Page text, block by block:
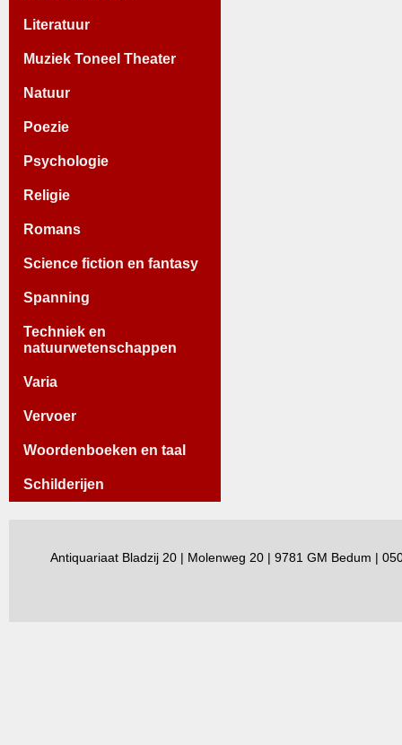
Literatuur
Muziek Toneel Theater
Natuur
Poezie
Psychologie
Religie
Romans
Science fiction en fantasy
Spanning
Techniek en
natuurwetenschappen
Varia
Vervoer
Woordenboeken en taal
Schilderijen
Antiquariaat Bladzij 20 | Molenweg 20 | 9781 GM Bedum |